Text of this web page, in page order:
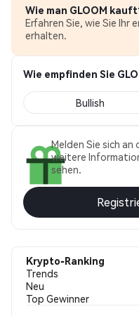
Wie man GLOOM
Erfahren Sie, wie Sie Ihr
erhalten.
Wie empfinden Sie
Bullish
Melden Sie sich an
weitere
sehen.
Krypto-Ranking
Trends
Neu
Top Gewinner